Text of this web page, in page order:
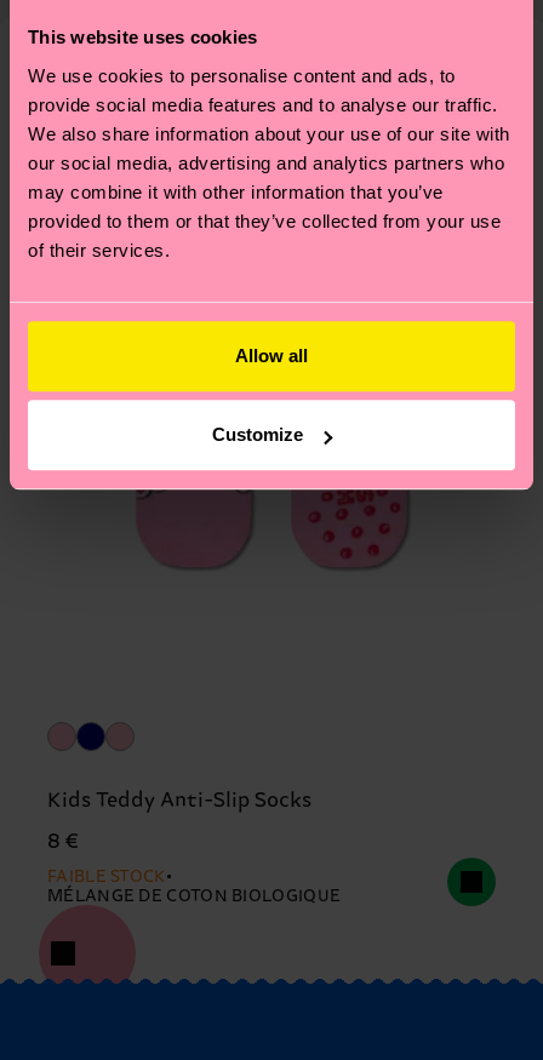
This website uses cookies
We use cookies to personalise content and ads, to
provide social media features and to analyse our traffic.
We also share information about your use of our site with
our social media, advertising and analytics partners who
may combine it with other information that you’ve
provided to them or that they’ve collected from your use
of their services.
Allow all
Customize
ENCORE ! Pour plus d'informations, ainsi que des
conseils et astuces, rendez-vous sur notre page
Développement durable.
d'une estimation et que le délai de livraison exact
dépend de vos services postaux locaux.
Vous avez des questions sur les retours ? Visitez
notre pageRetourpour trouver les réponses aux
questions les plus fréquemment posées.
Nous pensons que vous aimerezModèles similaires
Kids Teddy Anti-Slip Socks
8 €
FAIBLE STOCK
MÉLANGE DE COTON BIOLOGIQUE